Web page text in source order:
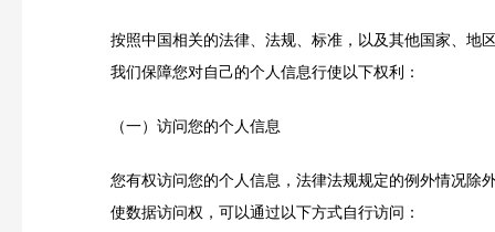
按照中国相关的法律、法规、标准，以及其他国家、地
我们保障您对自己的个人信息行使以下权利：
（一）访问您的个人信息
您有权访问您的个人信息，法律法规规定的例外情况除
使数据访问权，可以通过以下方式自行访问：